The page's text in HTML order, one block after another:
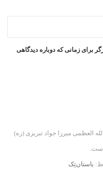
برای زمانی که دوباره دیدگاهی
الله العظمی میرزا جواد تبریزی (ره)
باستان‌تِک